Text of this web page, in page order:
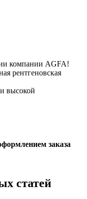
компании AGFA!
рентгеновская
высокой
заказа
статей